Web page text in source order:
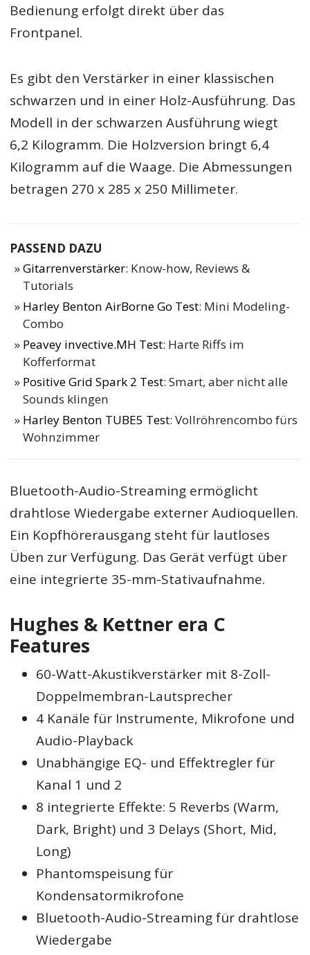
Bedienung erfolgt direkt über das
Frontpanel.
Es gibt den Verstärker in einer klassischen
schwarzen und in einer Holz-Ausführung. Das
Modell in der schwarzen Ausführung wiegt
6,2 Kilogramm. Die Holzversion bringt 6,4
Kilogramm auf die Waage. Die Abmessungen
betragen 270 x 285 x 250 Millimeter.
PASSEND DAZU
Gitarrenverstärker: Know-how, Reviews &
Tutorials
Harley Benton AirBorne Go Test: Mini Modeling-
Combo
Peavey invective.MH Test: Harte Riffs im
Kofferformat
Positive Grid Spark 2 Test: Smart, aber nicht alle
Sounds klingen
Harley Benton TUBE5 Test: Vollröhrencombo fürs
Wohnzimmer
Bluetooth-Audio-Streaming ermöglicht
drahtlose Wiedergabe externer Audioquellen.
Ein Kopfhörerausgang steht für lautloses
Üben zur Verfügung. Das Gerät verfügt über
eine integrierte 35-mm-Stativaufnahme.
Hughes & Kettner era C
Features
60-Watt-Akustikverstärker mit 8-Zoll-
Doppelmembran-Lautsprecher
4 Kanäle für Instrumente, Mikrofone und
Audio-Playback
Unabhängige EQ- und Effektregler für
Kanal 1 und 2
8 integrierte Effekte: 5 Reverbs (Warm,
Dark, Bright) und 3 Delays (Short, Mid,
Long)
Phantomspeisung für
Kondensatormikrofone
Bluetooth-Audio-Streaming für drahtlose
Wiedergabe